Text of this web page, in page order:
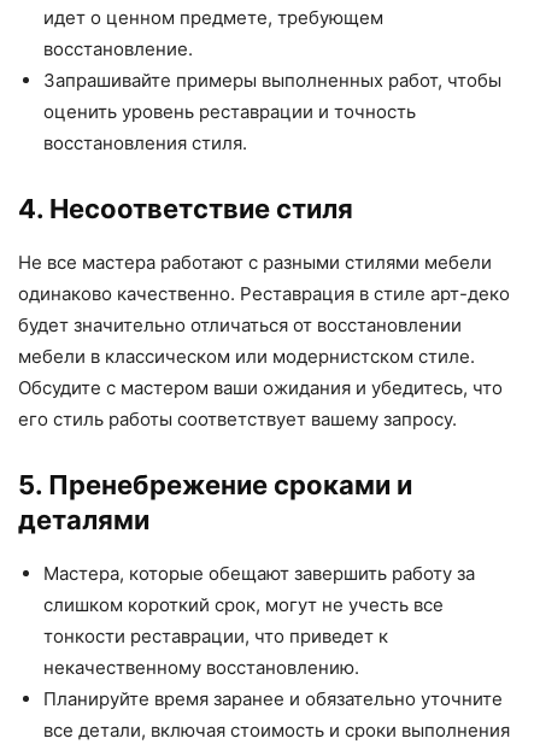
идет о ценном предмете, требующем
восстановление.
Запрашивайте примеры выполненных работ, чтобы
оценить уровень реставрации и точность
восстановления стиля.
4. Несоответствие стиля
Не все мастера работают с разными стилями мебели
одинаково качественно. Реставрация в стиле арт-деко
будет значительно отличаться от восстановлении
мебели в классическом или модернистском стиле.
Обсудите с мастером ваши ожидания и убедитесь, что
его стиль работы соответствует вашему запросу.
5. Пренебрежение сроками и
деталями
Мастера, которые обещают завершить работу за
слишком короткий срок, могут не учесть все
тонкости реставрации, что приведет к
некачественному восстановлению.
Планируйте время заранее и обязательно уточните
все детали, включая стоимость и сроки выполнения